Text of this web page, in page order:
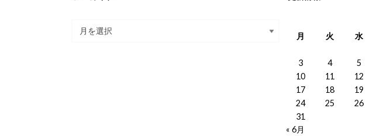
月
火 水
3
4 5
10
11 12
17
18 19
24
25 26
31
« 6月